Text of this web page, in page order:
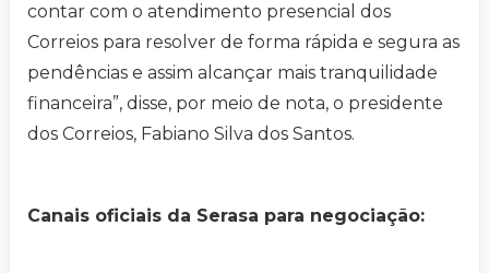
contar com o atendimento presencial dos
Correios para resolver de forma rápida e segura as
pendências e assim alcançar mais tranquilidade
financeira”, disse, por meio de nota, o presidente
dos Correios, Fabiano Silva dos Santos.
Canais oficiais da Serasa para negociação: